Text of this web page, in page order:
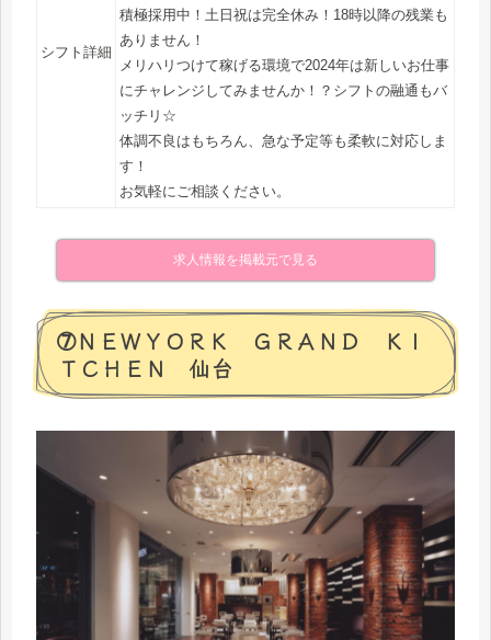
シフト詳細
積極採用中！土日祝は完全休み！18時以降の残業も
ありません！
メリハリつけて稼げる環境で2024年は新しいお仕事
にチャレンジしてみませんか！？シフトの融通もバ
ッチリ☆
体調不良はもちろん、急な予定等も柔軟に対応しま
す！
お気軽にご相談ください。
求人情報を掲載元で見る
➆ＮＥＷＹＯＲＫ ＧＲＡＮＤ ＫＩ
ＴＣＨＥＮ 仙台